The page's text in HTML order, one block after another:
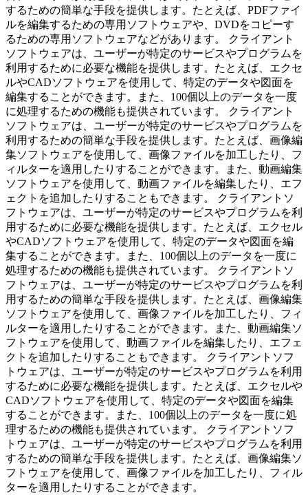
するための簡単な手段を提供します。たとえば、PDFファイ
ルを編集するための専用ソフトウェアや、DVDをコピーす
るための専用ソフトウェアなどがあります。 クライアント
ソフトウェアは、ユーザーが特定のサービスやプログラムを
利用するために必要な機能を提供します。たとえば、エクセ
ルやCADソフトウェアを使用して、特定のデータや図面を
編集することができます。また、100個以上のデータを一度
に処理するための機能も提供されています。 クライアント
ソフトウェアは、ユーザーが特定のサービスやプログラムを
利用するための簡単な手段を提供します。たとえば、画像編
集ソフトウェアを使用して、画像ファイルを加工したり、フ
ィルターを適用したりすることができます。また、動画編集
ソフトウェアを使用して、動画ファイルを編集したり、エフ
ェクトを追加したりすることもできます。 クライアントソ
フトウェアは、ユーザーが特定のサービスやプログラムを利
用するために必要な機能を提供します。たとえば、エクセル
やCADソフトウェアを使用して、特定のデータや図面を編
集することができます。また、100個以上のデータを一度に
処理するための機能も提供されています。 クライアントソ
フトウェアは、ユーザーが特定のサービスやプログラムを利
用するための簡単な手段を提供します。たとえば、画像編集
ソフトウェアを使用して、画像ファイルを加工したり、フィ
ルターを適用したりすることができます。また、動画編集ソ
フトウェアを使用して、動画ファイルを編集したり、エフェ
クトを追加したりすることもできます。 クライアントソフ
トウェアは、ユーザーが特定のサービスやプログラムを利用
するために必要な機能を提供します。たとえば、エクセルや
CADソフトウェアを使用して、特定のデータや図面を編集
することができます。また、100個以上のデータを一度に処
理するための機能も提供されています。 クライアントソフ
トウェアは、ユーザーが特定のサービスやプログラムを利用
するための簡単な手段を提供します。たとえば、画像編集ソ
フトウェアを使用して、画像ファイルを加工したり、フィル
ターを適用したりすることができます。